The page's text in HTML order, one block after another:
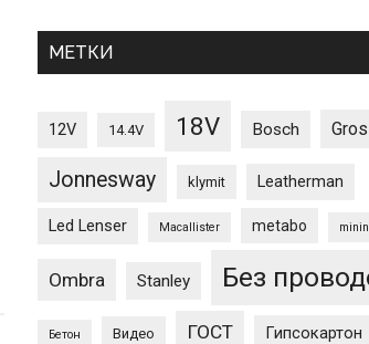
МЕТКИ
12V 14.4V 18V Bosch
Jonnesway klymit Leatherman
Led Lenser Macallister metabo
Ombra Stanley Без
Бетон Видео ГОСТ Гипсокартон